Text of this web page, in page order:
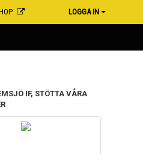
LOGGA IN
IF, STÖTTA VÅRA